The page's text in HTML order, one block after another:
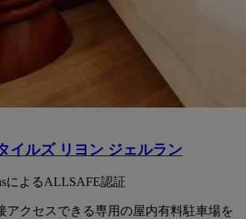
イルズ リヨン ジェルラン
によるALLSAFE認証
アクセスできる専用の屋内有料駐車場を